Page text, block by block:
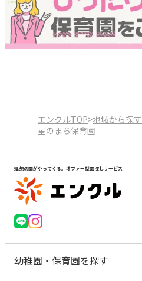
エンクルTOP>地域から探す
星のまち保育園
理想の園がやってくる。オファー型園探しサービス
幼稚園・保育園を探す